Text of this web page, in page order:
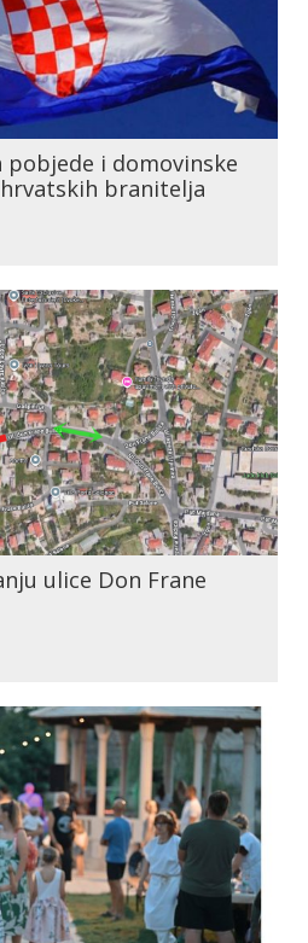
pobjede i domovinske
branitelja
ulice Don Frane